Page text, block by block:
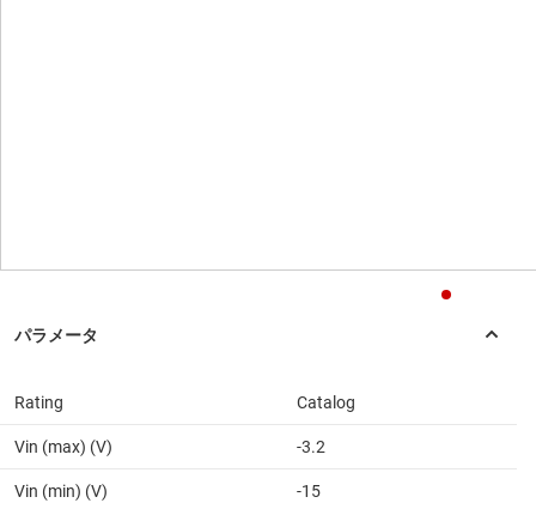
Rating Catalog
Vin (max) (V) -3.2
Vin (min) (V) -15